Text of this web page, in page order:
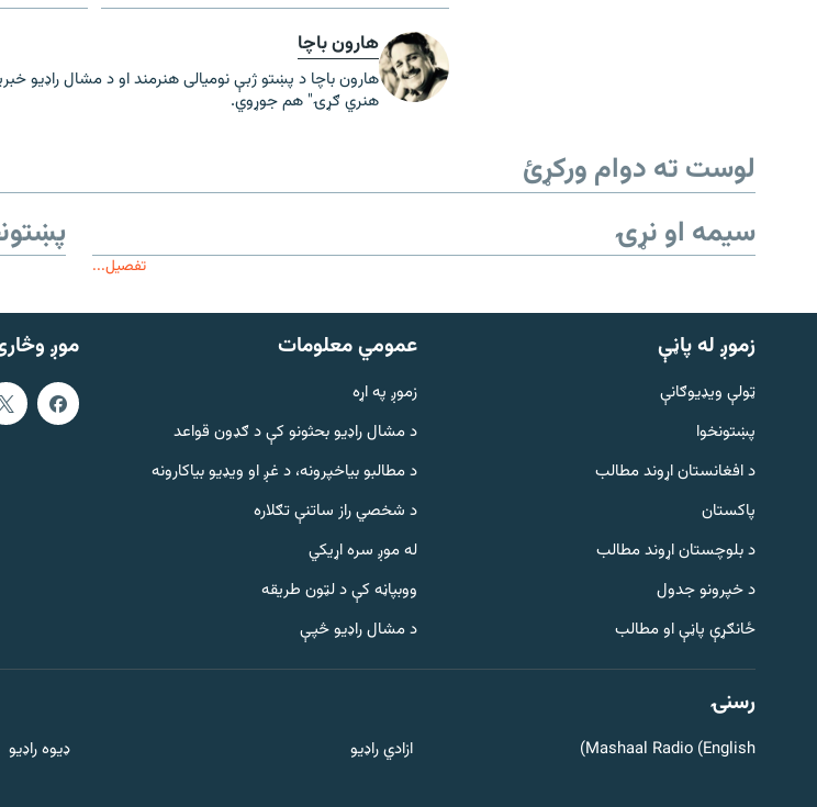
Gandhara
موږ وڅارئ
هارون باچا
هارون باچا د پښتو ژبې نومیالی هنرمند او د مشال راډیو
هنري ګړۍ" هم جوړوي.
لوست ته دوام ورکړئ
سیمه او نړۍ
تفصیل...
موږ زموږ له پاڼې
ټولې ویډیوګانې
پښتونخوا
د افغانستان اړوند مطالب
پاکستان
د بلوچستان اړوند مطالب
د خپرونو جدول
ځانګړې پاڼې او مطالب
عمومي معلومات
زموږ په اړه
د مشال راډيو بحثونو کې د ګډون قواعد
د مطالبو بیاخپرونه، د غږ او ویډیو بیاکارونه
د شخصي راز ساتنې تګلاره
له موږ سره اړیکي
ووبپاڼه کې د لټون طریقه
د مشال راډیو څپې
رسنۍ
Mashaal Radio (English) ازادي راډیو ډیوه راډیو